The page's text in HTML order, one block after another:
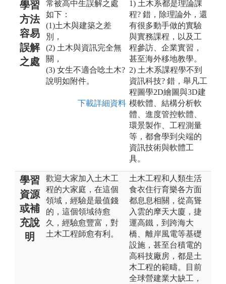
學習
方法
容易
誤解
之處
常被高中生誤解之處
如下：
(1)土木與建築之差
別，
(2) 土木與資訊完全無
關，
(3) 女生不適合唸土木?
說明如附件。
下載詳細資料
1) 土木系都是理論課
程? 錯，除理論外，還
有很多動手做的實驗
與實務課程，以及工
程參訪、企業實習，
甚至海外移地教學。
2) 土木系課程學不到
資訊科技? 錯，舉凡工
程圖學2D繪圖與3D建
模軟體、結構分析軟
體、進度管控軟體、
環景製作、工程測量
等，都會學到尖端的
資訊技術與軟體工
具。
學習
資源
或補
充說
明
歡迎大家加入土木工
程的大家庭，在這個
領域，經驗是最值錢
的，這個領域待愈
久，經驗愈豐富，對
土木工程師愈有利。
土木工程和人類生活
食衣住行育樂各方面
都息息相關，從高聳
入雲的摩天大廈，捷
運高鐵，到跨海大
橋、離岸風電等基礎
設施，甚至台積電的
高科技廠房，都是土
木工程的範疇。目前
全球營建業大缺工，